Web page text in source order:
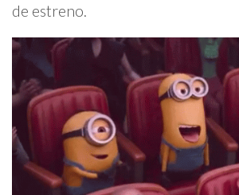
de estreno.